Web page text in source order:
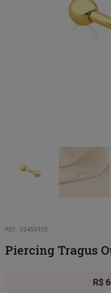
REF.: 03455925
Piercing Tragus
R$